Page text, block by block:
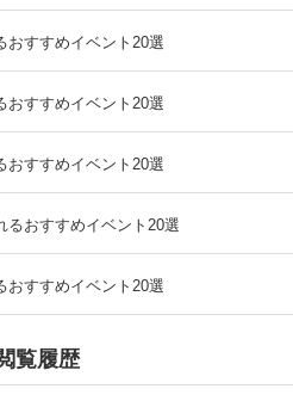
おすすめイベント20選
おすすめイベント20選
おすすめイベント20選
るおすすめイベント20選
おすすめイベント20選
覧履歴